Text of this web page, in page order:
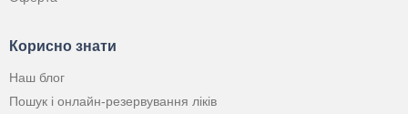
Корисно знати
Наш блог
Пошук і онлайн-резервування ліків